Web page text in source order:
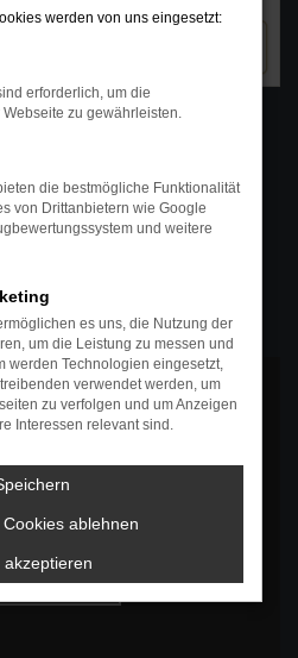
4295 557
bis 18:00 Uhr
bis 17:30 Uhr
www.google.comzu laden. Dabei
werden. Wenn Sie damit
werden von uns eingesetzt:
erforderlich, um die
zu gewährleisten.
die bestmögliche Funktionalität
von Drittanbietern wie Google
und weitere
es uns, die Nutzung der
um die Leistung zu messen und
werden Technologien eingesetzt,
verwendet werden, um
zu verfolgen und um Anzeigen
Interessen relevant sind.
ablehnen
akzeptieren